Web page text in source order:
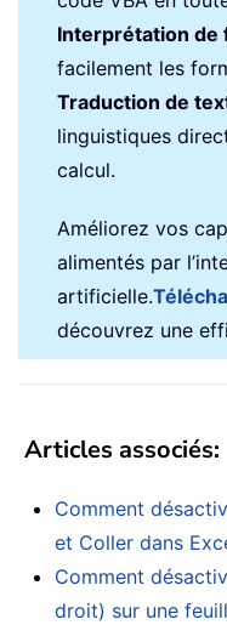
Interprétation de
facilement les
Traduction de
linguistiques
calcul.
Améliorez vos
alimentés par
artificielle.
découvrez une
Articles associés:
Comment
et Coller dans
Comment
droit) sur une